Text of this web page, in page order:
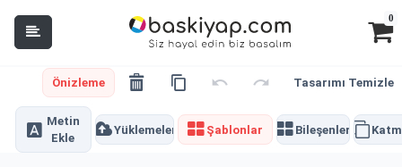
0
Önizleme Tasarımı Temizle
Metin
Ekle
Yüklemeler Şablonlar Bileşenler